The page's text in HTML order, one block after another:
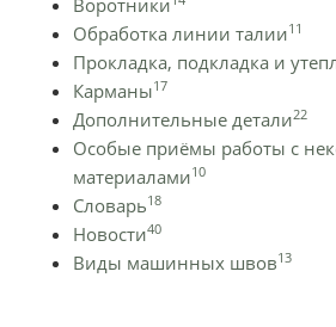
Обработка линии талии11
Прокладка, подкладка и
Карманы17
Дополнительные детали22
Особые приёмы работы с
материалами10
Словарь18
Новости40
Виды машинных швов13